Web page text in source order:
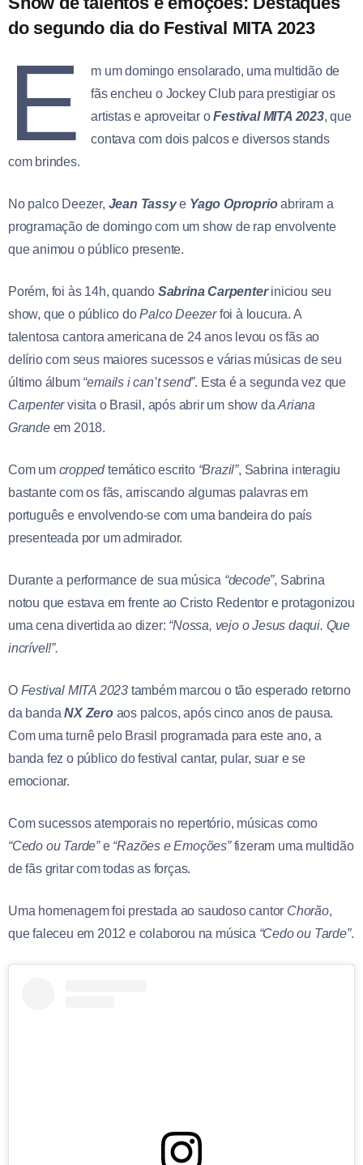
do segundo dia do Festival MITA 2023
E
m um domingo ensolarado, uma multidão de
fãs encheu o Jockey Club para prestigiar os
artistas e aproveitar oFestival MITA 2023, que
contava com dois palcos e diversos stands
com brindes.
No palco Deezer, Jean Tassye Yago Oproprioabriram a
programação de domingo com um show de rap envolvente
que animou o público presente.
Porém, foi às 14h, quando Sabrina Carpenteriniciou seu
show, que o público doPalco Deezerfoi à loucura. A
talentosa cantora americana de 24 anos levou os fãs ao
delírio com seus maiores sucessos e várias músicas de seu
último álbum “emails i can’t send”. Esta é a segunda vez que
Carpentervisita o Brasil, após abrir um show daAriana
Grandeem 2018.
Com um croppedtemático escrito “Brazil”, Sabrina interagiu
bastante com os fãs, arriscando algumas palavras em
português e envolvendo-se com uma bandeira do país
presenteada por um admirador.
Durante a performance de sua música “decode”, Sabrina
notou que estava em frente ao Cristo Redentor e protagonizou
uma cena divertida ao dizer: “Nossa, vejo o Jesus daqui. Que
incrível!”.
OFestival MITA 2023 também marcou o tão esperado retorno
da bandaNX Zeroaos palcos, após cinco anos de pausa.
Com uma turnê pelo Brasil programada para este ano, a
banda fez o público do festival cantar, pular, suar e se
emocionar.
Com sucessos atemporais no repertório, músicas como
“Cedo ou Tarde”e “Razões e Emoções”fizeram uma multidão
de fãs gritar com todas as forças.
Uma homenagem foi prestada ao saudoso cantor Chorão,
que faleceu em 2012 e colaborou na música “Cedo ou Tarde”.